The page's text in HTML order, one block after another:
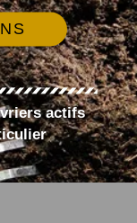
actifs